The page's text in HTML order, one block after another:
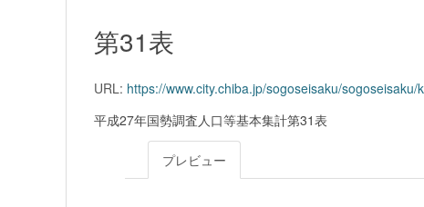
第31表
URL: https://www.city.chiba.jp/sogoseisaku/
平成27年国勢調査人口等基本集計第31表
プレビュー